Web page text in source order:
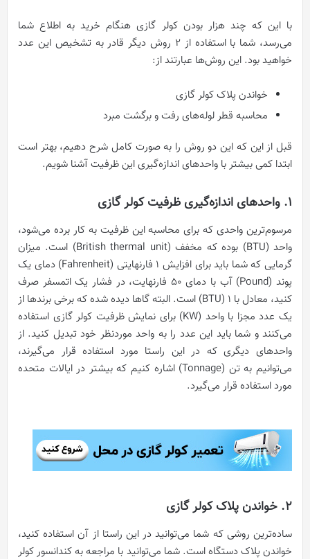
با این که چند هزار بودن کولر گازی هنگام خرید به اطلاع شما
می‌رسد، شما با استفاده از 2 روش دیگر قادر به تشخیص این عدد
خواهید بود. این روش‌ها عبارتند از:
خواندن پلاک کولر گازی
محاسبه قطر لوله‌های رفت و برگشت مبرد
قبل از این که این دو روش را به صورت کامل شرح دهیم، بهتر است
ابتدا کمی بیشتر با واحدهای اندازه‌گیری این ظرفیت آشنا شویم.
1. واحدهای اندازه‌گیری ظرفیت کولر گازی
مرسوم‌ترین واحدی که برای محاسبه این ظرفیت به کار برده می‌‍‌‌‍‌شود،
واحد (BTU) بوده که مخفف (British thermal unit) است. میزان
گرمایی که شما باید برای افزایش 1 فارنهایتی (Fahrenheit) دمای یک
پوند (Pound) آب با دمای 50 فارنهایت، در فشار یک اتمسفر صرف
کنید، معادل با 1 (BTU) است. البته گاها دیده شده که برخی برندها از
یک عدد مجزا با واحد (KW) برای نمایش ظرفیت کولر گازی استفاده
می‌کنند و شما باید این عدد را به واحد موردنظر خود تبدیل کنید. از
واحدهای دیگری که در این راستا مورد استفاده قرار می‌گیرند،
می‌توانیم به تن (Tonnage) اشاره کنیم که بیشتر در ایالات متحده
مورد استفاده قرار می‌گیرد.
2. خواندن پلاک کولر گازی
ساده‌ترین روشی که شما می‌توانید در این راستا از آن استفاده کنید،
خواندن پلاک دستگاه است. شما می‌توانید با مراجعه به کندانسور کولر